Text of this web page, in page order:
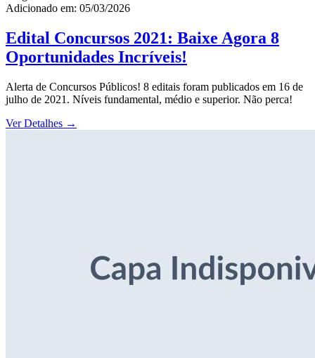
Adicionado em: 05/03/2026
Edital Concursos 2021: Baixe Agora 8
Oportunidades Incríveis!
Alerta de Concursos Públicos! 8 editais foram publicados em 16 de
julho de 2021. Níveis fundamental, médio e superior. Não perca!
Ver Detalhes →